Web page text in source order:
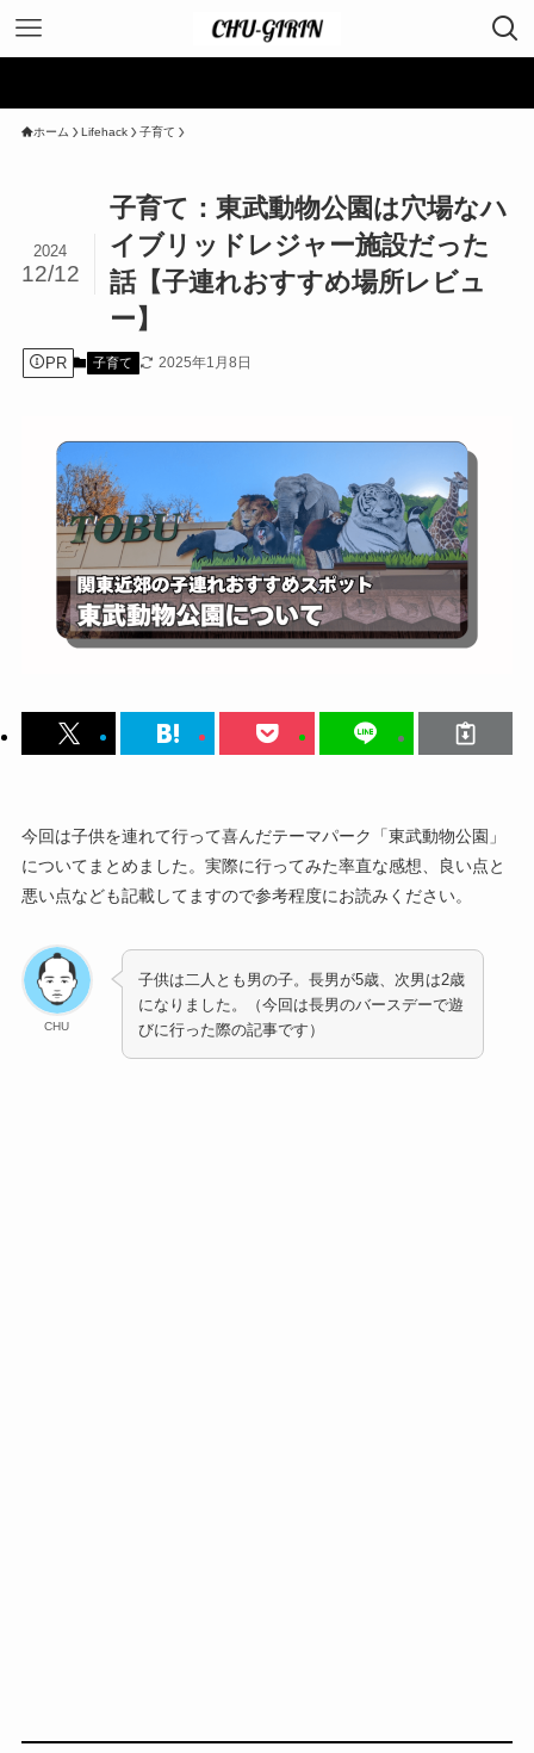
ホーム Lifehack 子育て
子育て：東武動物公園は穴場なハ
イブリッドレジャー施設だった
話【子連れおすすめ場所レビュ
ー】
2024
12/12
PR 子育て 2025年1月8日
今回は子供を連れて行って喜んだテーマパーク「東武動物公園」
についてまとめました。実際に行ってみた率直な感想、良い点と
悪い点なども記載してますので参考程度にお読みください。
CHU
子供は二人とも男の子。長男が5歳、次男は2歳
になりました。（今回は長男のバースデーで遊
びに行った際の記事です）